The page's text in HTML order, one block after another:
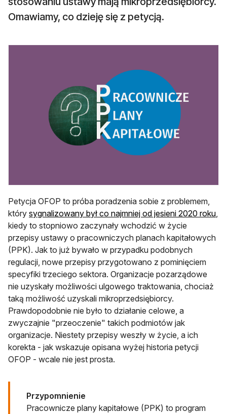
Omawiamy, co dzieję się z petycją.
Petycja OFOP to próba poradzenia sobie z problemem,
który sygnalizowany był co najmniej od jesieni 2020 roku,
kiedy to stopniowo zaczynały wchodzić w życie
przepisy ustawy o pracowniczych planach kapitałowych
(PPK). Jak to już bywało w przypadku podobnych
regulacji, nowe przepisy przygotowano z pominięciem
specyfiki trzeciego sektora. Organizacje pozarządowe
nie uzyskały możliwości ulgowego traktowania, chociaż
taką możliwość uzyskali mikroprzedsiębiorcy.
Prawdopodobnie nie było to działanie celowe, a
zwyczajnie "przeoczenie" takich podmiotów jak
organizacje. Niestety przepisy weszły w życie, a ich
korekta - jak wskazuje opisana wyżej historia petycji
OFOP - wcale nie jest prosta.
Przypomnienie
Pracownicze plany kapitałowe (PPK) to program